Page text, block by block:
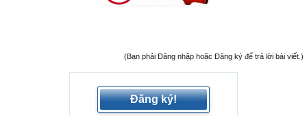
(Bạn phải Đăng nhập hoặc Đăng ký để trả lời bài viết.)
Đăng ký!